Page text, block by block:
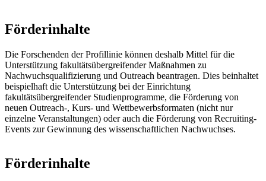
Förderinhalte
Die Forschenden der Profillinie können deshalb Mittel für die
Unterstützung fakultätsübergreifender Maßnahmen zu
Nachwuchsqualifizierung und Outreach beantragen. Dies beinhaltet
beispielhaft die Unterstützung bei der Einrichtung
fakultätsübergreifender Studienpro­gramme, die Förderung von
neuen Outreach-, Kurs- und Wettbewerbsformaten (nicht nur
einzelne Veranstaltungen) oder auch die Förderung von Recruiting-
Events zur Gewinnung des wissenschaftlichen Nachwuchses.
Förderinhalte